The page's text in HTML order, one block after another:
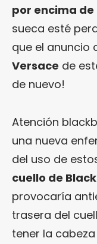
por encima de
sueca esté
que el anuncio
Versace de
de nuevo!
Atención
una nueva
del uso de
cuello de
provocaría
trasera del
tener la